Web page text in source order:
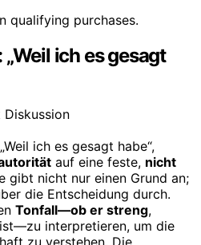
qualifying purchases.
ich es gesagt
ich es gesagt habe“,
auf eine feste, nicht
gibt nicht nur einen Grund an;
die Entscheidung durch.
Tonfall—ob er streng,
interpretieren, um die
zu verstehen. Die